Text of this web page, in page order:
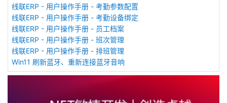
线联ERP - 用户操作手册 - 考勤参数配置
线联ERP - 用户操作手册 - 考勤设备绑定
线联ERP - 用户操作手册 - 员工档案
线联ERP - 用户操作手册 - 班次管理
线联ERP - 用户操作手册 - 排班管理
Win11 刷新蓝牙、重新连接蓝牙音响